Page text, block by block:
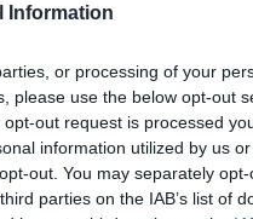
Information
or processing of your
please use the below opt-out
out request is processed
information utilized by us
out. You may separately
parties on the IAB’s list of
για εμπλοκή
17.950 ευρώ
η αξία των